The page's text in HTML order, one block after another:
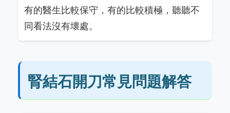
有的醫生比較保守，有的比較積極，聽聽不
同看法沒有壞處。
腎結石開刀常見問題解答